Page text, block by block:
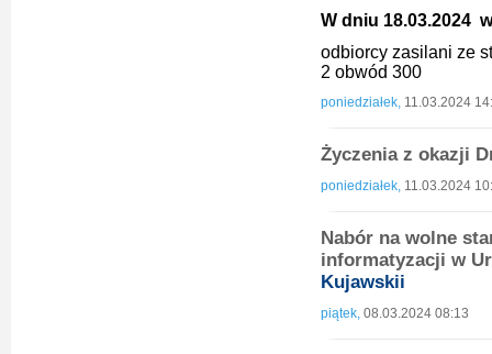
W dniu 18.03.2024
odbiorcy zasilani ze
2 obwód 300
poniedziałek, 11.03.2024
Życzenia z okazji
poniedziałek, 11.03.2024
Nabór na wolne
informatyzacji w
Kujawskii
piątek, 08.03.2024 08:13